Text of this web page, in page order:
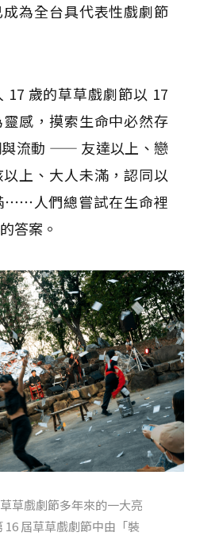
為全台具代表性戲劇節
17 歲的草草戲劇節以 17
感，摸索生命中必然存
與流動 —— 友達以上、戀
上、大人未滿，認同以
⋯⋯人們總嘗試在生命裡
答案。
草戲劇節多年來的一大亮
16 屆草草戲劇節中由「裝